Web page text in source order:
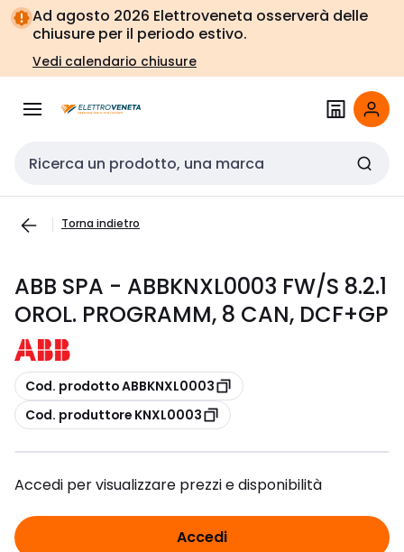
Vai alla
navigazione
Vai
alla
pagina
Ad agosto 2026 Elettroveneta osserverà delle
chiusure per il periodo estivo.
Vedi calendario chiusure
Cerca input
Torna indietro
ABB SPA - ABBKNXL0003 FW/S 8.2.1
OROL. PROGRAMM, 8 CAN, DCF+GP
copia
Cod. prodotto ABBKNXL0003
copia
Cod. produttore KNXL0003
Accedi per visualizzare prezzi e disponibilità
Accedi